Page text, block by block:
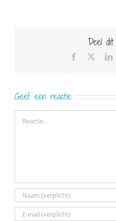
Deel dit
Facebook
Geef een reactie